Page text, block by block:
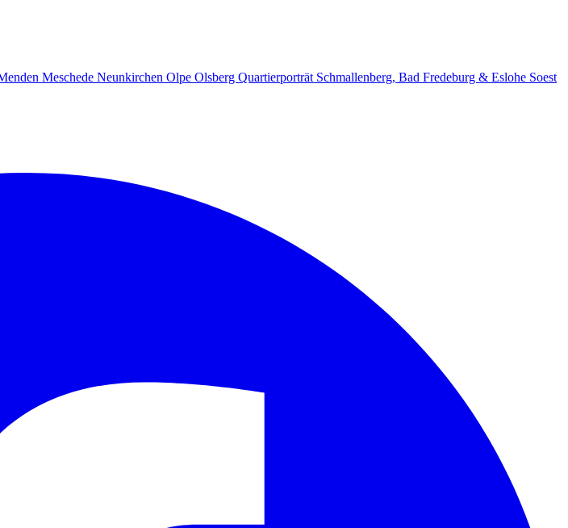
Meschede Neunkirchen Olpe Olsberg Quartierporträt Schmallenberg, Bad Fredeburg & Eslohe Soest